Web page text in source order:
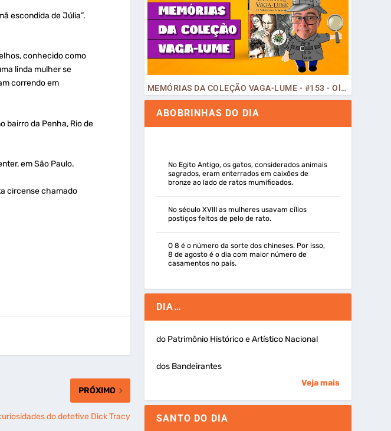
escondida de Júlia”.
conhecido como
linda mulher se
correndo em
bairro da Penha, Rio de
em São Paulo.
circense chamado
PRÓXIMO
do detetive Dick Tracy
MEMÓRIAS DA COLEÇÃO VAGA-LUME - #153 - Olá, Curiosos! 2023
ABOBRINHAS DO DIA
No Egito Antigo, os gatos, considerados animais
sagrados, eram enterrados em caixões de
bronze ao lado de ratos mumificados.
No século XVIII as mulheres usavam cílios
postiços feitos de pelo de rato.
O 8 é o número da sorte dos chineses. Por isso,
8 de agosto é o dia com maior número de
casamentos no país.
DIA…
do Patrimônio Histórico e Artístico Nacional
dos Bandeirantes
Veja mais
SANTO DO DIA